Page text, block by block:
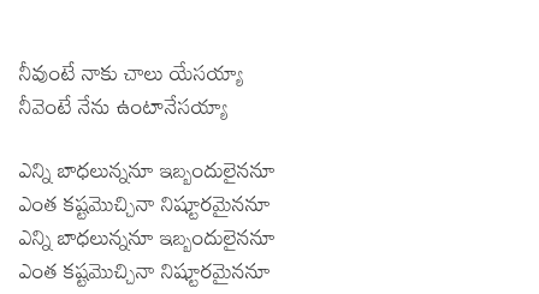
నీవుంటే నాకు చాలు యేసయ్యా
నీవెంటే నేను ఉంటానేసయ్యా
ఎన్ని బాధలున్ననూ ఇబ్బందులైననూ
ఎంత కష్టమొచ్చినా నిష్టూరమైననూ
ఎన్ని బాధలున్ననూ ఇబ్బందులైననూ
ఎంత కష్టమొచ్చినా నిష్టూరమైననూ